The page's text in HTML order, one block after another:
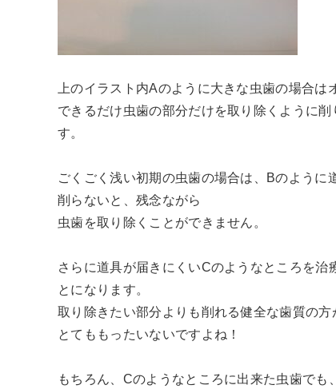
上のイラスト内Aのように大きな虫歯の場合
できるだけ虫歯の部分だけを取り除くように
す。
ごくごく浅い初期の虫歯の場合は、Bのよう
削らないと、残念ながら
虫歯を取り除くことができません。
さらに道具が届きにくいCのようなところを
とになります。
取り除きたい部分よりも削れる健全な歯質の方
とてももったいないですよね！
もちろん、Cのようなところに出来た虫歯で